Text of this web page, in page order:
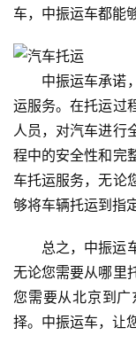
车，中振运车都能
中振运车承诺
运服务。在托运过
人员，对汽车进行
程中的安全性和完
车托运服务，无论
够将车辆托运到指
总之，中振运
无论您需要从哪里
您需要从北京到
择。中振运车，让